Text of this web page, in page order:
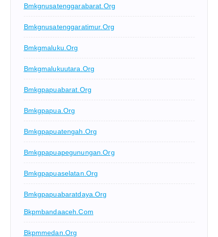
Bmkgnusatenggarabarat.org
Bmkgnusatenggaratimur.org
Bmkgmaluku.org
Bmkgmalukuutara.org
Bmkgpapuabarat.org
Bmkgpapua.org
Bmkgpapuatengah.org
Bmkgpapuapegunungan.org
Bmkgpapuaselatan.org
Bmkgpapuabaratdaya.org
Bkpmbandaaceh.com
Bkpmmedan.org